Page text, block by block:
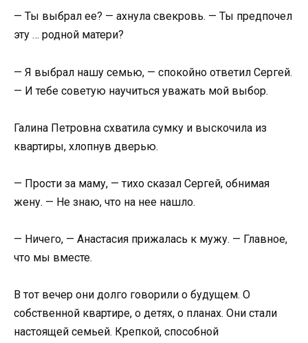
— Ты выбрал ее? — ахнула свекровь. — Ты предпочел
эту … родной матери?
— Я выбрал нашу семью, — спокойно ответил Сергей.
— И тебе советую научиться уважать мой выбор.
Галина Петровна схватила сумку и выскочила из
квартиры, хлопнув дверью.
— Прости за маму, — тихо сказал Сергей, обнимая
жену. — Не знаю, что на нее нашло.
— Ничего, — Анастасия прижалась к мужу. — Главное,
что мы вместе.
В тот вечер они долго говорили о будущем. О
собственной квартире, о детях, о планах. Они стали
настоящей семьей. Крепкой, способной